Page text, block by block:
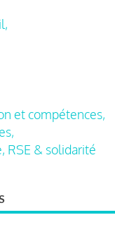
et compétences,
RSE & solidarité